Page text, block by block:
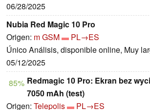
06/28/2025
Nubia Red Magic 10 Pro
Origen: m GSM
PL→ES
Único Análisis, disponible online, Muy
05/12/2025
85% Redmagic 10 Pro: Ekran bez
7050 mAh (test)
Origen: Telepolis
PL→ES